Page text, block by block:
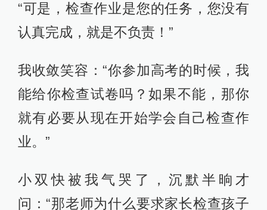
“可是，检查作业是您的任务，您没有
认真完成，就是不负责！”
我收敛笑容：“你参加高考的时候，我
能给你检查试卷吗？如果不能，那你
就有必要从现在开始学会自己检查作
业。”
小双快被我气哭了，沉默半晌才
问：“那老师为什么要求家长检查孩子